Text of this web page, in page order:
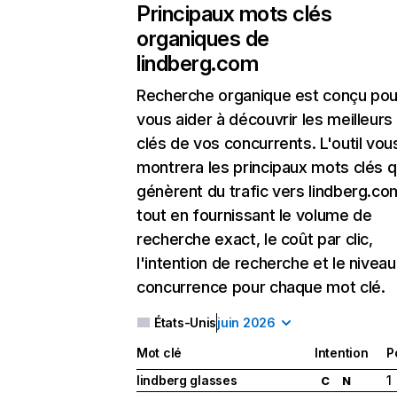
Principaux mots clés
organiques de
lindberg.com
Recherche organique est conçu
vous aider à découvrir les
clés de vos concurrents. L'outil
montrera les principaux mots clés
génèrent du trafic vers
tout en fournissant le volume de
recherche exact, le coût par clic,
l'intention de recherche et le
concurrence pour chaque mot clé.
États-Unisjuin 2026
Mot clé Intention
lindberg glasses
C N
1